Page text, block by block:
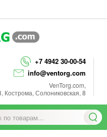
+7 4942 30-00-54
info@ventorg.com
VenTorg.com,
, Кострома, Солониковская, 8